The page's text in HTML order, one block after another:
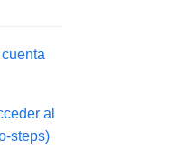
al
steps)